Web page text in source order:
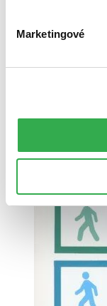
Marketingové